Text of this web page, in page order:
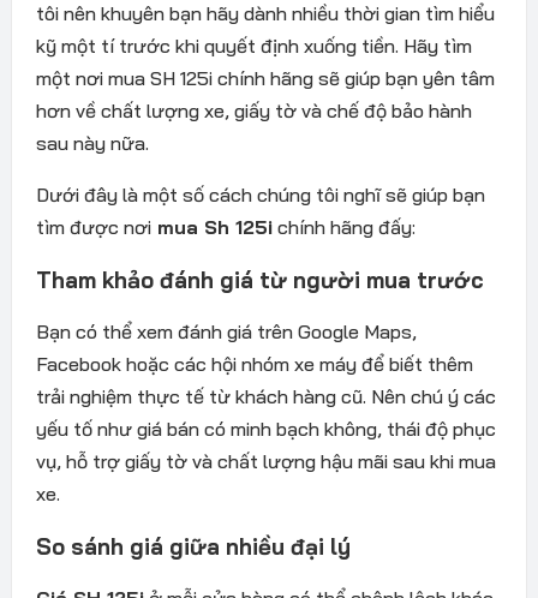
tôi nên khuyên bạn hãy dành nhiều thời gian tìm hiểu
kỹ một tí trước khi quyết định xuống tiền. Hãy tìm
một nơi mua SH 125i chính hãng sẽ giúp bạn yên tâm
hơn về chất lượng xe, giấy tờ và chế độ bảo hành
sau này nữa.
Dưới đây là một số cách chúng tôi nghĩ sẽ giúp bạn
tìm được nơimua Sh 125ichính hãng đấy:
Tham khảo đánh giá từ người mua trước
Bạn có thể xem đánh giá trên Google Maps,
Facebook hoặc các hội nhóm xe máy để biết thêm
trải nghiệm thực tế từ khách hàng cũ. Nên chú ý các
yếu tố như giá bán có minh bạch không, thái độ phục
vụ, hỗ trợ giấy tờ và chất lượng hậu mãi sau khi mua
xe.
So sánh giá giữa nhiều đại lý